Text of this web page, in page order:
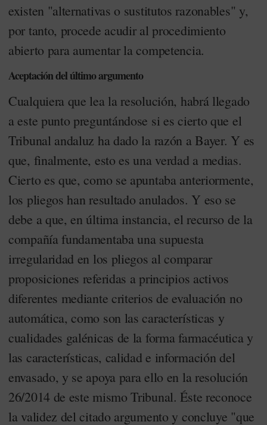
existen "alternativas o sustitutos razonables" y,
por tanto, procede acudir al procedimiento
abierto para aumentar la competencia.
Aceptación del último argumento
Cualquiera que lea la resolución, habrá llegado
a este punto preguntándose si es cierto que el
Tribunal andaluz ha dado la razón a Bayer. Y es
que, finalmente, esto es una verdad a medias.
Cierto es que, como se apuntaba anteriormente,
los pliegos han resultado anulados. Y eso se
debe a que, en última instancia, el recurso de la
compañía fundamentaba una supuesta
irregularidad en los pliegos al comparar
proposiciones referidas a principios activos
diferentes mediante criterios de evaluación no
automática, como son las características y
cualidades galénicas de la forma farmacéutica y
las características, calidad e información del
envasado, y se apoya para ello en la resolución
26/2014 de este mismo Tribunal. Éste reconoce
la validez del citado argumento y concluye "que